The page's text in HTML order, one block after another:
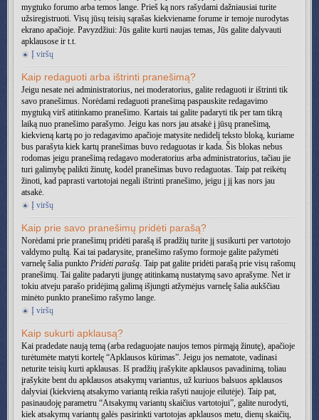
mygtuko forumo arba temos lange. Prieš ką nors rašydami dažniausiai turite
užsiregistruoti. Visų jūsų teisių sąrašas kiekviename forume ir temoje nurodytas
ekrano apačioje. Pavyzdžiui: Jūs galite kurti naujas temas, Jūs galite dalyvauti
apklausose ir t.t.
Į viršų
Kaip redaguoti arba ištrinti pranešimą?
Jeigu nesate nei administratorius, nei moderatorius, galite redaguoti ir ištrinti tik
savo pranešimus. Norėdami redaguoti pranešimą paspauskite redagavimo
mygtuką virš atitinkamo pranešimo. Kartais tai galite padaryti tik per tam tikrą
laiką nuo pranešimo parašymo. Jeigu kas nors jau atsakė į jūsų pranešimą,
kiekvieną kartą po jo redagavimo apačioje matysite nedidelį teksto bloką, kuriame
bus parašyta kiek kartų pranešimas buvo redaguotas ir kada. Šis blokas nebus
rodomas jeigu pranešimą redagavo moderatorius arba administratorius, tačiau jie
turi galimybę palikti žinutę, kodėl pranešimas buvo redaguotas. Taip pat reikėtų
žinoti, kad paprasti vartotojai negali ištrinti pranešimo, jeigu į jį kas nors jau
atsakė.
Į viršų
Kaip prie savo pranešimų pridėti parašą?
Norėdami prie pranešimų pridėti parašą iš pradžių turite jį susikurti per vartotojo
valdymo pultą. Kai tai padarysite, pranešimo rašymo formoje galite pažymėti
varnelę šalia punkto Pridėti parašą. Taip pat galite pridėti parašą prie visų rašomų
pranešimų. Tai galite padaryti įjungę atitinkamą nustatymą savo aprašyme. Net ir
tokiu atveju parašo pridėjimą galimą išjungti atžymėjus varnelę šalia aukščiau
minėto punkto pranešimo rašymo lange.
Į viršų
Kaip sukurti apklausą?
Kai pradedate naują temą (arba redaguojate naujos temos pirmąją žinutę), apačioje
turėtumėte matyti kortelę “Apklausos kūrimas”. Jeigu jos nematote, vadinasi
neturite teisių kurti apklausas. Iš pradžių įrašykite apklausos pavadinimą, toliau
įrašykite bent du apklausos atsakymų variantus, už kuriuos balsuos apklausos
dalyviai (kiekvieną atsakymo variantą reikia rašyti naujoje eilutėje). Taip pat,
pasinaudoję parametru “Atsakymų variantų skaičius vartotojui”, galite nurodyti,
kiek atsakymų variantų galės pasirinkti vartotojas apklausos metu, dienų skaičių,